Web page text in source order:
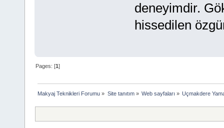
deneyimdir.
hissedilen
Pages: [1]
Makyaj Teknikleri Forumu » Site tanıtım» Web sayfaları » Uçmakdere